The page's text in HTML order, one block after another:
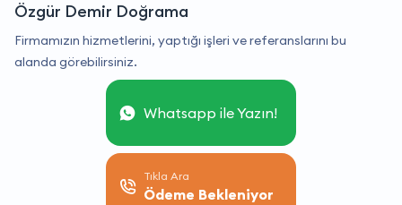
Özgür Demir Doğrama
Firmamızın hizmetlerini, yaptığı işleri ve referanslarını bu
alanda görebilirsiniz.
Whatsapp ile Yazın!
Tıkla Ara
Ödeme Bekleniyor